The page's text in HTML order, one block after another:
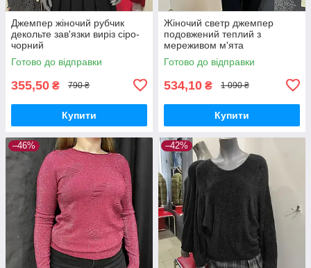
Джемпер жіночий рубчик
декольте зав'язки виріз сіро-
чорний
Готово до відправки
355,50 ₴ 790 ₴
Купити
Жіночий светр джемпер
подовжений теплий з
мереживом м'ята
Готово до відправки
534,10 ₴ 1 090 ₴
Купити
–46% –42%